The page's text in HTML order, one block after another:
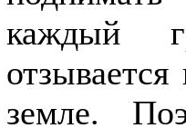
каждый
земле.